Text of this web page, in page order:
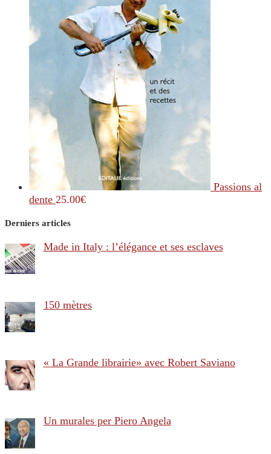
Passions al
dente 25.00€
Derniers articles
Made in Italy : l’élégance et ses esclaves
150 mètres
« La Grande librairie» avec Robert Saviano
Un murales per Piero Angela